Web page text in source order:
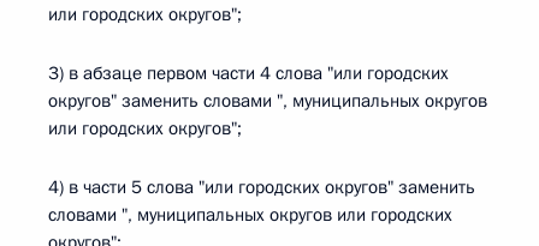
или городских округов";
3) в абзаце первом части 4 слова "или городских
округов" заменить словами ", муниципальных округов
или городских округов";
4) в части 5 слова "или городских округов" заменить
словами ", муниципальных округов или городских